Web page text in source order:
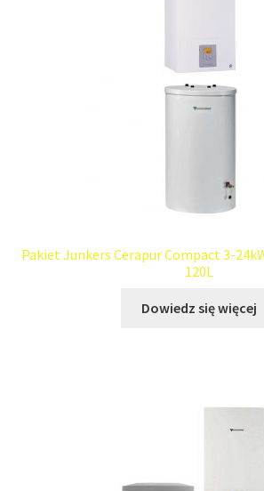
Pakiet Junkers Cerapur Compact 3-
120L
Dowiedz się więcej